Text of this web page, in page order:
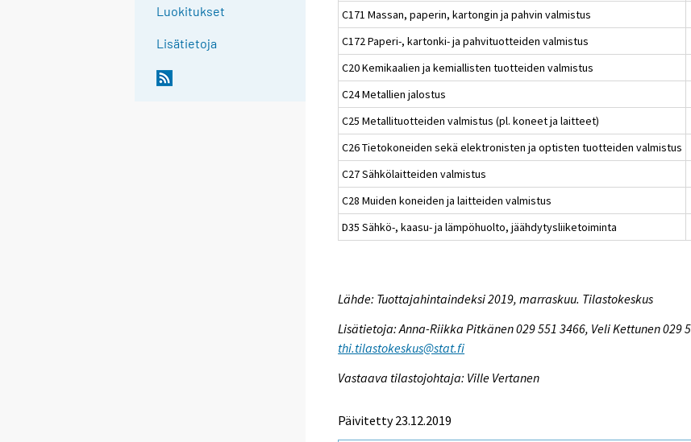
Luokitukset
Lisätietoja
C171 Massan, paperin, kartongin ja pahvin valmistus
C172 Paperi-, kartonki- ja pahvituotteiden valmistus
C20 Kemikaalien ja kemiallisten tuotteiden valmistus
C24 Metallien jalostus
C25 Metallituotteiden valmistus (pl. koneet ja laitteet)
C26 Tietokoneiden sekä elektronisten ja optisten tuotteiden valmistus
C27 Sähkölaitteiden valmistus
C28 Muiden koneiden ja laitteiden valmistus
D35 Sähkö-, kaasu- ja lämpöhuolto, jäähdytysliiketoiminta
Lähde: Tuottajahintaindeksi 2019, marraskuu. Tilastokeskus
Lisätietoja: Anna-Riikka Pitkänen 029 551 3466, Veli Kettunen 029
thi.tilastokeskus@stat.fi
Vastaava tilastojohtaja: Ville Vertanen
Päivitetty 23.12.2019